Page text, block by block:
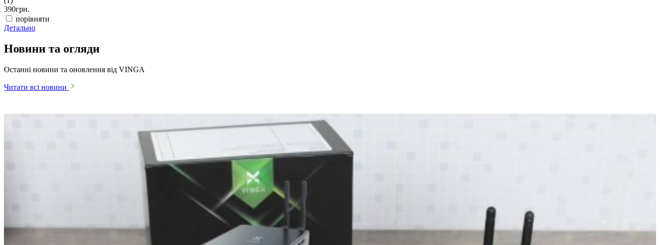
390грн.
порівняти
Детально
Новини та огляди
Останні новини та оновлення від VINGA
Читати всі новини